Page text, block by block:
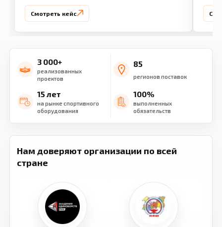
Смотреть кейс
3 000+
реализованных
проектов
85
регионов поставок
15 лет
на рынке спортивного
оборудования
100%
выполненных
обязательств
Нам доверяют организации по всей
стране